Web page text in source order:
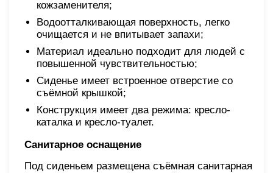
кожзаменителя;
Водоотталкивающая поверхность, легко
очищается и не впитывает запахи;
Материал идеально подходит для людей с
повышенной чувствительностью;
Сиденье имеет встроенное отверстие со
съёмной крышкой;
Конструкция имеет два режима: кресло-
каталка и кресло-туалет.
Санитарное оснащение
Под сиденьем размещена съёмная санитарная